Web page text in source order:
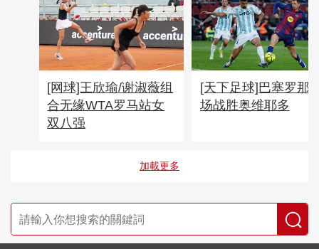
[网球]王欣瑜/谢淑薇组
合无缘WTA罗马站女
双八强
[天下足球]巴塞罗那
场战胜奥维耶多
加載更多